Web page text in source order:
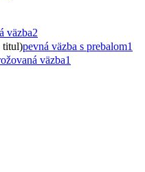
väzba2
titul)pevná väzba s prebalom1
väzba1